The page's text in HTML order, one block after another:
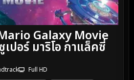
Galaxy Movie
เปอร์ มาริโอ กาแล็คซี่
Full HD